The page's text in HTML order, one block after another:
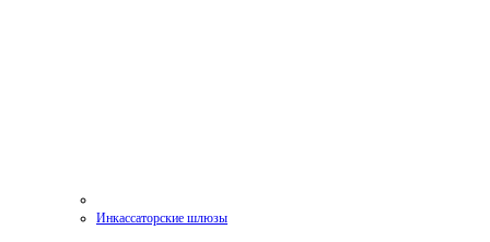
Инкассаторские шлюзы